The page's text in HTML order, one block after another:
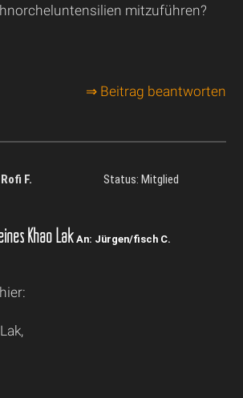
mitzuführen?
⇒ Beitrag beantworten
Rofi F.
Status: Mitglied
Khao Lak An: Jürgen/fisch C.